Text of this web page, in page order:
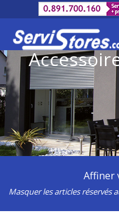
Affiner
Masquer les articles réservés